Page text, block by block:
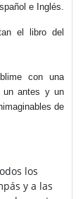
e Inglés.
el libro del
con una
un antes y un
de
los
y a las